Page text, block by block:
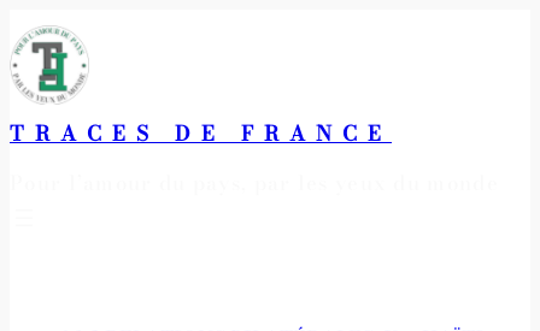
Aller
au
contenu
TRACES DE FRANCE